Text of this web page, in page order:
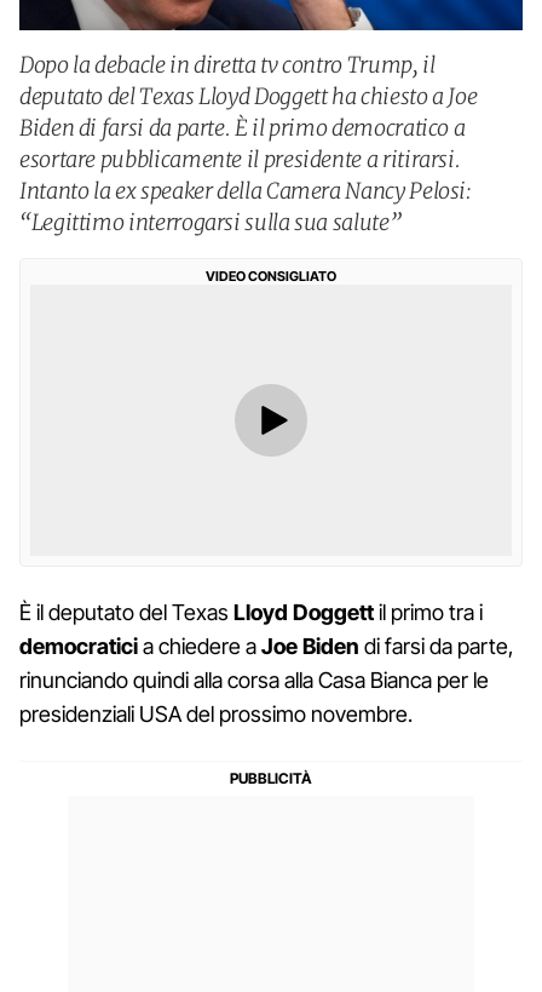
Dopo la debacle in diretta tv contro Trump, il
deputato del Texas Lloyd Doggett ha chiesto a Joe
Biden di farsi da parte. È il primo democratico a
esortare pubblicamente il presidente a ritirarsi.
Intanto la ex speaker della Camera Nancy Pelosi:
“Legittimo interrogarsi sulla sua salute”
VIDEO CONSIGLIATO
È il deputato del Texas Lloyd Doggettil primo tra i
democraticia chiedere aJoe Biden di farsi da parte,
rinunciando quindi alla corsa alla Casa Bianca per le
presidenziali USA del prossimo novembre.